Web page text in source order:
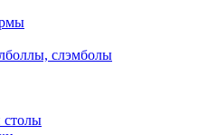
слэмболы
столы